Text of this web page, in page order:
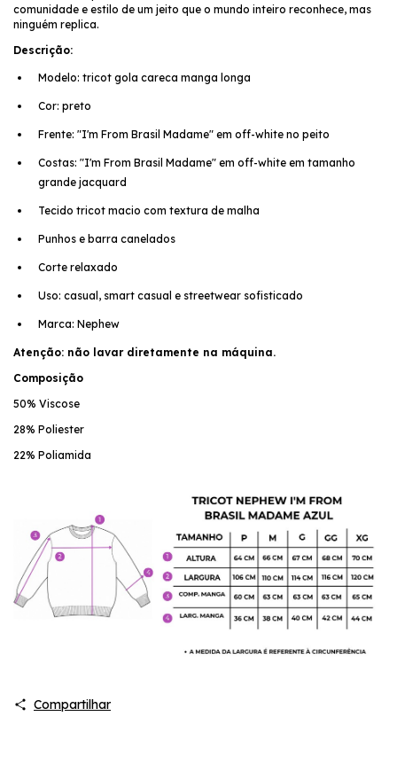
comunidade e estilo de um jeito que o mundo inteiro reconhece, mas
ninguém replica.
Descrição:
Modelo: tricot gola careca manga longa
Cor: preto
Frente: "I'm From Brasil Madame" em off-white no peito
Costas: "I'm From Brasil Madame" em off-white em tamanho
grande jacquard
Tecido tricot macio com textura de malha
Punhos e barra canelados
Corte relaxado
Uso: casual, smart casual e streetwear sofisticado
Marca: Nephew
Atenção: não lavar diretamente na máquina.
Composição
50% Viscose
28% Poliester
22% Poliamida
Compartilhar